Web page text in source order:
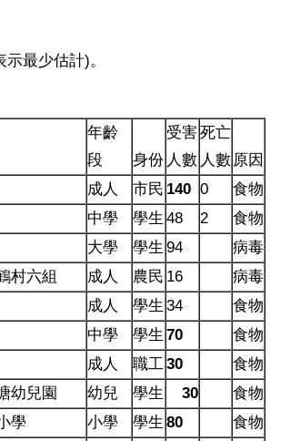
最少估計)。
年齡
段
身份
受害
人數
死亡
人數 原因
成人 市民 140 0
食物
中學 學生 48 2
食物
大學 學生 94
病毒
村六組 成人 農民 16
病毒
成人 學生 34
食物
中學 學生 70
食物
成人 職工30
食物
幼兒園 幼兒 學生 30
食物
學 小學 學生 80
食物